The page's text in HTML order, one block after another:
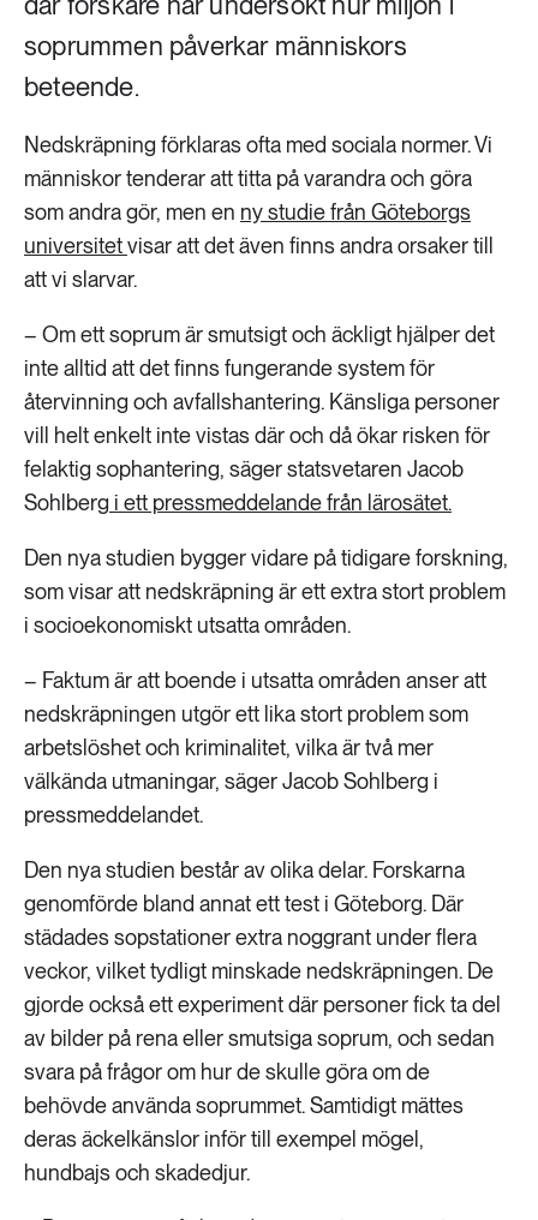
soprummen påverkar människors
beteende.
Nedskräpning förklaras ofta med sociala normer. Vi
människor tenderar att titta på varandra och göra
som andra gör, men en ny studie från Göteborgs
universitetvisar att det även finns andra orsaker till
att vi slarvar.
– Om ett soprum är smutsigt och äckligt hjälper det
inte alltid att det finns fungerande system för
återvinning och avfallshantering. Känsliga personer
vill helt enkelt inte vistas där och då ökar risken för
felaktig sophantering, säger statsvetaren Jacob
Sohlberg i ett pressmeddelande från lärosätet.
Den nya studien bygger vidare på tidigare forskning,
som visar att nedskräpning är ett extra stort problem
i socioekonomiskt utsatta områden.
– Faktum är att boende i utsatta områden anser att
nedskräpningen utgör ett lika stort problem som
arbetslöshet och kriminalitet, vilka är två mer
välkända utmaningar, säger Jacob Sohlberg i
pressmeddelandet.
Den nya studien består av olika delar. Forskarna
genomförde bland annat ett test i Göteborg. Där
städades sopstationer extra noggrant under flera
veckor, vilket tydligt minskade nedskräpningen. De
gjorde också ett experiment där personer fick ta del
av bilder på rena eller smutsiga soprum, och sedan
svara på frågor om hur de skulle göra om de
behövde använda soprummet. Samtidigt mättes
deras äckelkänslor inför till exempel mögel,
hundbajs och skadedjur.